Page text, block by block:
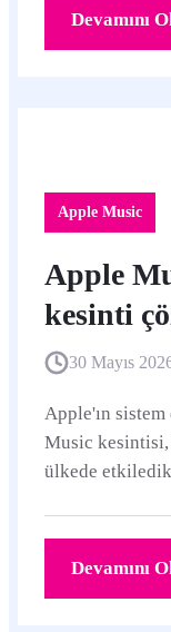
Devamını
Apple Music
Apple
kesinti
30 Mayıs
Apple'ın
Music kesintisi,
ülkede
Devamını